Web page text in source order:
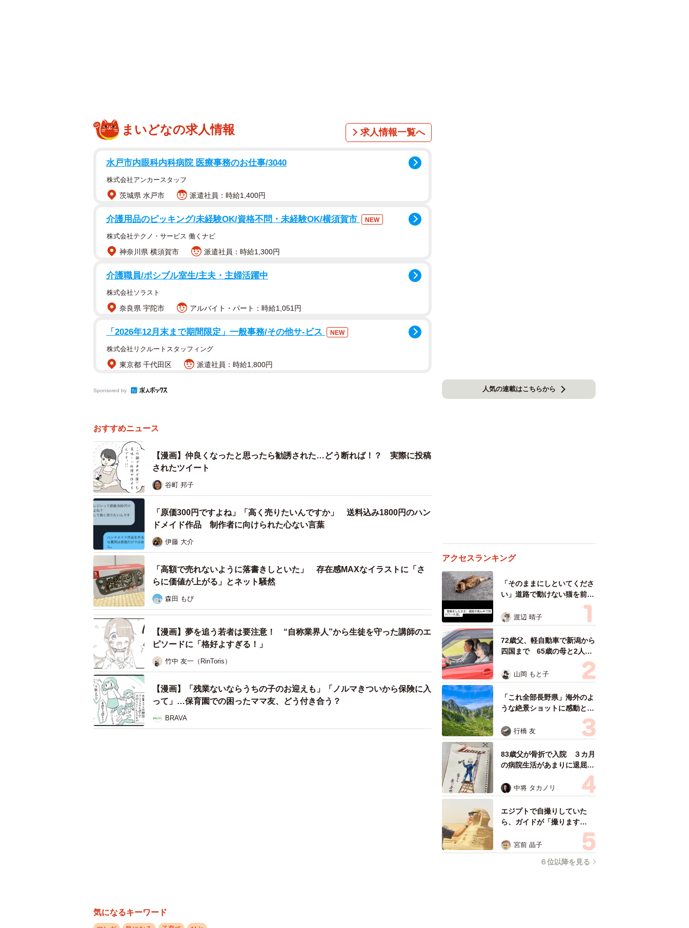
まいどなの求人情報 求人情報一覧へ
水戸市内眼科内科病院 医療事務のお仕事/3040
株式会社アンカースタッフ
茨城県 水戸市 派遣社員：時給1,400円
介護用品のピッキング/未経験OK/資格不問・未経験OK/横須賀市 NEW
株式会社テクノ・サービス 働くナビ
神奈川県 横須賀市 派遣社員：時給1,300円
介護職員/ポシブル室生/主夫・主婦活躍中
株式会社ソラスト
奈良県 宇陀市 アルバイト・パート：時給1,051円
「2026年12月末まで期間限定」一般事務/その他サ-ビス NEW
株式会社リクルートスタッフィング
東京都 千代田区 派遣社員：時給1,800円
Sponsored by
おすすめニュース
【漫画】仲良くなったと思ったら勧誘された…どう断れば！？ 実際に投稿
されたツイート
谷町 邦子
「原価300円ですよね」「高く売りたいんですか」 送料込み1800円のハン
ドメイド作品 制作者に向けられた心ない言葉
伊藤 大介
「高額で売れないように落書きしといた」 存在感MAXなイラストに「さ
らに価値が上がる」とネット騒然
森田 もび
【漫画】夢を追う若者は要注意！ “自称業界人”から生徒を守った講師のエ
ピソードに「格好よすぎる！」
竹中 友一（RinToris）
【漫画】「残業ないならうちの子のお迎えも」「ノルマきついから保険に入
って」…保育園での困ったママ友、どう付き合う？
BRAVA
気になるキーワード
人気の連載はこちらから
アクセスランキング
「そのままにしといてくださ
い」道路で動けない猫を前に
返された一言… 懸命に生き
ようとした4日間 「命の重
さはみんな同じ」保護団体代
表の訴え
渡辺 晴子
72歳父、軽自動車で新潟から
四国まで 65歳の母と2人で
3泊4日の旅 パーキングの休
憩まで分刻み… 「大学生で
も組まねえよ！」
山岡 もと子
「これ全部長野県」海外のよ
うな絶景ショットに感動と反
響「離れてからいいところだ
ったんだって気づいた」
行橋 友
83歳父が骨折で入院 ３カ月
の病院生活があまりに退屈で
い！」→スケッチブックを見
た家族が仰天「これ、売れま
すよ…」
中将 タカノリ
エジプトで自撮りしていた
ら、ガイドが「撮ります
よ！」→ノリノリでポーズを
取っていたら……スマホを返
してもらえない 「日本人は
カモ代表かも」「私は6時間
宮前 晶子
６位以降を見る